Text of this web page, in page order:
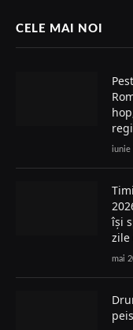
CELE MAI NOI
iunie
își
zile
mai